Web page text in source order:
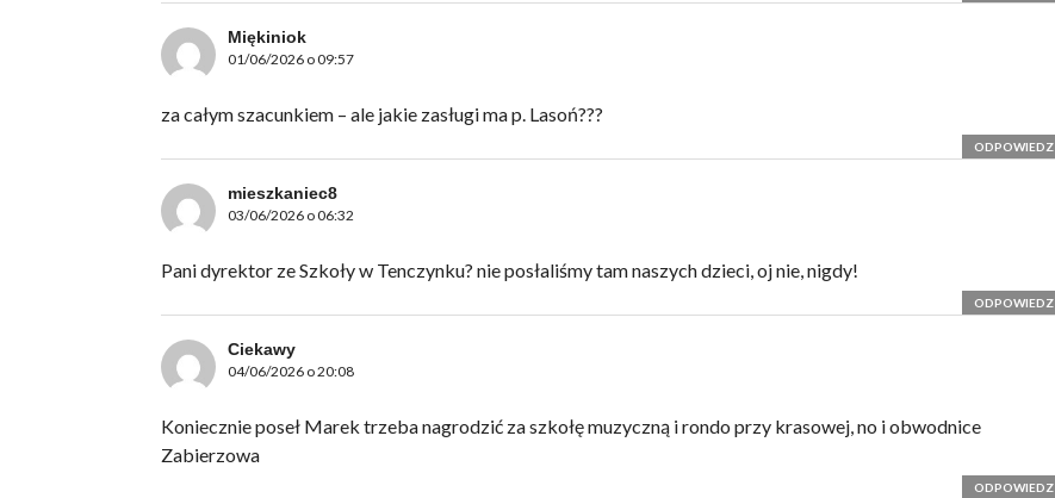
Miękiniok
01/06/2026 o 09:57
za całym szacunkiem – ale jakie zasługi ma p. Lasoń???
ODPOWIEDZ
mieszkaniec8
03/06/2026 o 06:32
Pani dyrektor ze Szkoły w Tenczynku? nie posłaliśmy tam naszych dzieci, oj nie, nigdy!
ODPOWIEDZ
Ciekawy
04/06/2026 o 20:08
Koniecznie poseł Marek trzeba nagrodzić za szkołę muzyczną i rondo przy krasowej, no i obwodnice
Zabierzowa
ODPOWIEDZ